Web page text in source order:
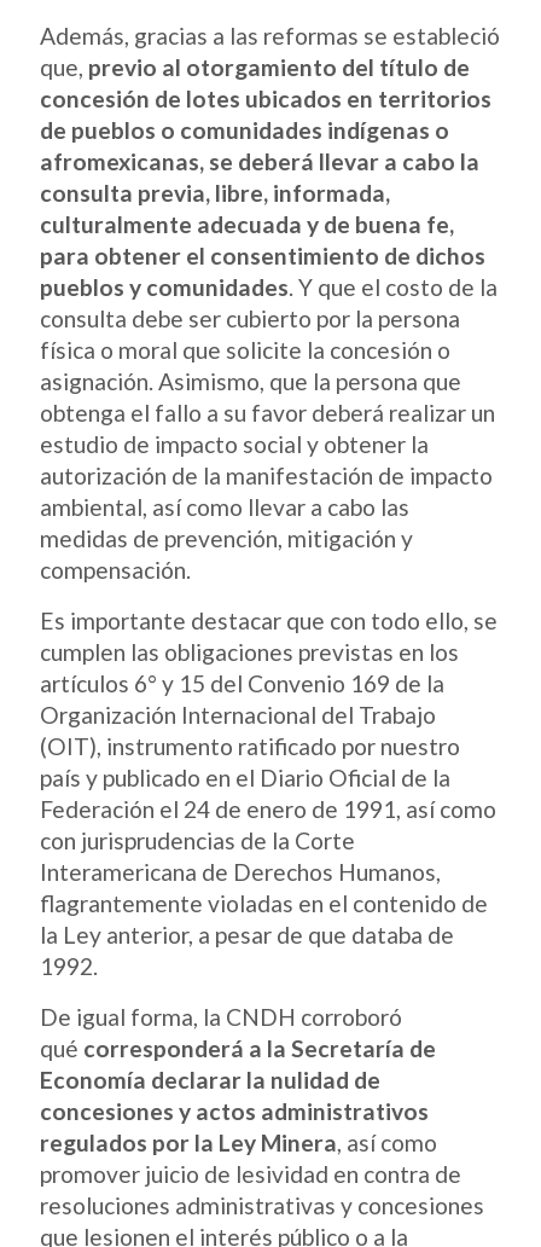
Además, gracias a las reformas se estableció
que, previo al otorgamiento del título de
concesión de lotes ubicados en territorios
de pueblos o comunidades indígenas o
afromexicanas, se deberá llevar a cabo la
consulta previa, libre, informada,
culturalmente adecuada y de buena fe,
para obtener el consentimiento de dichos
pueblos y comunidades. Y que el costo de la
consulta debe ser cubierto por la persona
física o moral que solicite la concesión o
asignación. Asimismo, que la persona que
obtenga el fallo a su favor deberá realizar un
estudio de impacto social y obtener la
autorización de la manifestación de impacto
ambiental, así como llevar a cabo las
medidas de prevención, mitigación y
compensación.
Es importante destacar que con todo ello, se
cumplen las obligaciones previstas en los
artículos 6° y 15 del Convenio 169 de la
Organización Internacional del Trabajo
(OIT), instrumento ratificado por nuestro
país y publicado en el Diario Oficial de la
Federación el 24 de enero de 1991, así como
con jurisprudencias de la Corte
Interamericana de Derechos Humanos,
flagrantemente violadas en el contenido de
la Ley anterior, a pesar de que databa de
1992.
De igual forma, la CNDH corroboró
qué corresponderá a la Secretaría de
Economía declarar la nulidad de
concesiones y actos administrativos
regulados por la Ley Minera, así como
promover juicio de lesividad en contra de
resoluciones administrativas y concesiones
que lesionen el interés público o a la